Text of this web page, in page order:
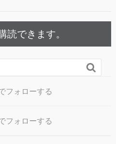
読できます。

フォローする
フォローする